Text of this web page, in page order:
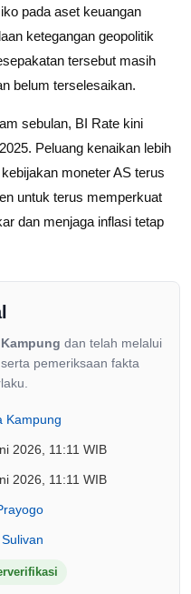
pada aset keuangan
ketegangan geopolitik
tersebut masih
belum terselesaikan.
sebulan, BI Rate kini
Peluang kenaikan lebih
moneter AS terus
untuk terus memperkuat
dan menjaga inflasi tetap
dan telah melalui
pemeriksaan fakta
Kampung
2026, 11:11 WIB
2026, 11:11 WIB